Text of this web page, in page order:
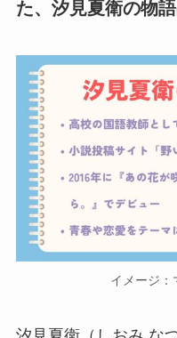
た、汐見夏衛の物
イメージ：